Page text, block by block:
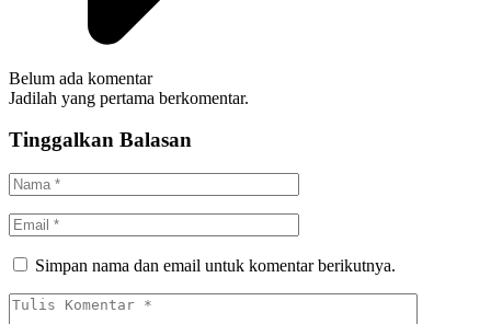
Belum ada komentar
Jadilah yang pertama berkomentar.
Tinggalkan Balasan
Simpan nama dan email untuk komentar berikutnya.